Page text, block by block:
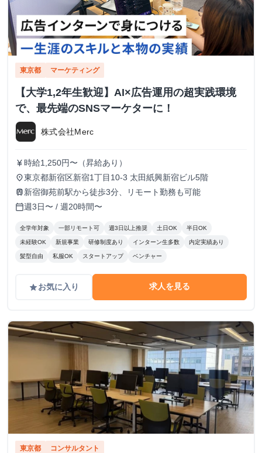
東京都 マーケティング
【大学1,2年生歓迎】AI×広告運用の超実践環境
で、最先端のSNSマーケターに！
株式会社Merc
currency_yen 時給1,250円〜（昇給あり）
place東京都新宿区新宿1丁目10-3 太田紙興新宿ビル5階
train 新宿御苑前駅から徒歩3分、リモート勤務も可能
calendar_today週3日〜 / 週20時間〜
全学年対象 一部リモート可 週3日以上推奨 土日OK 半日OK
未経験OK 新規事業 研修制度あり インターン生多数 内定実績あり
髪型自由 私服OK スタートアップ ベンチャー
gradeお気に入り 求人を見る
東京都 コンサルタント